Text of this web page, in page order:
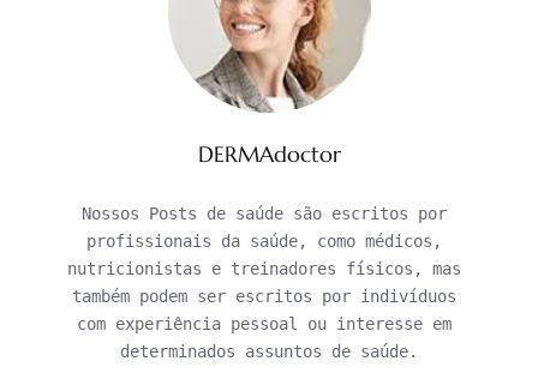
DERMAdoctor
Nossos Posts de saúde são escritos por
profissionais da saúde, como médicos,
nutricionistas e treinadores físicos, mas
também podem ser escritos por indivíduos
com experiência pessoal ou interesse em
determinados assuntos de saúde.